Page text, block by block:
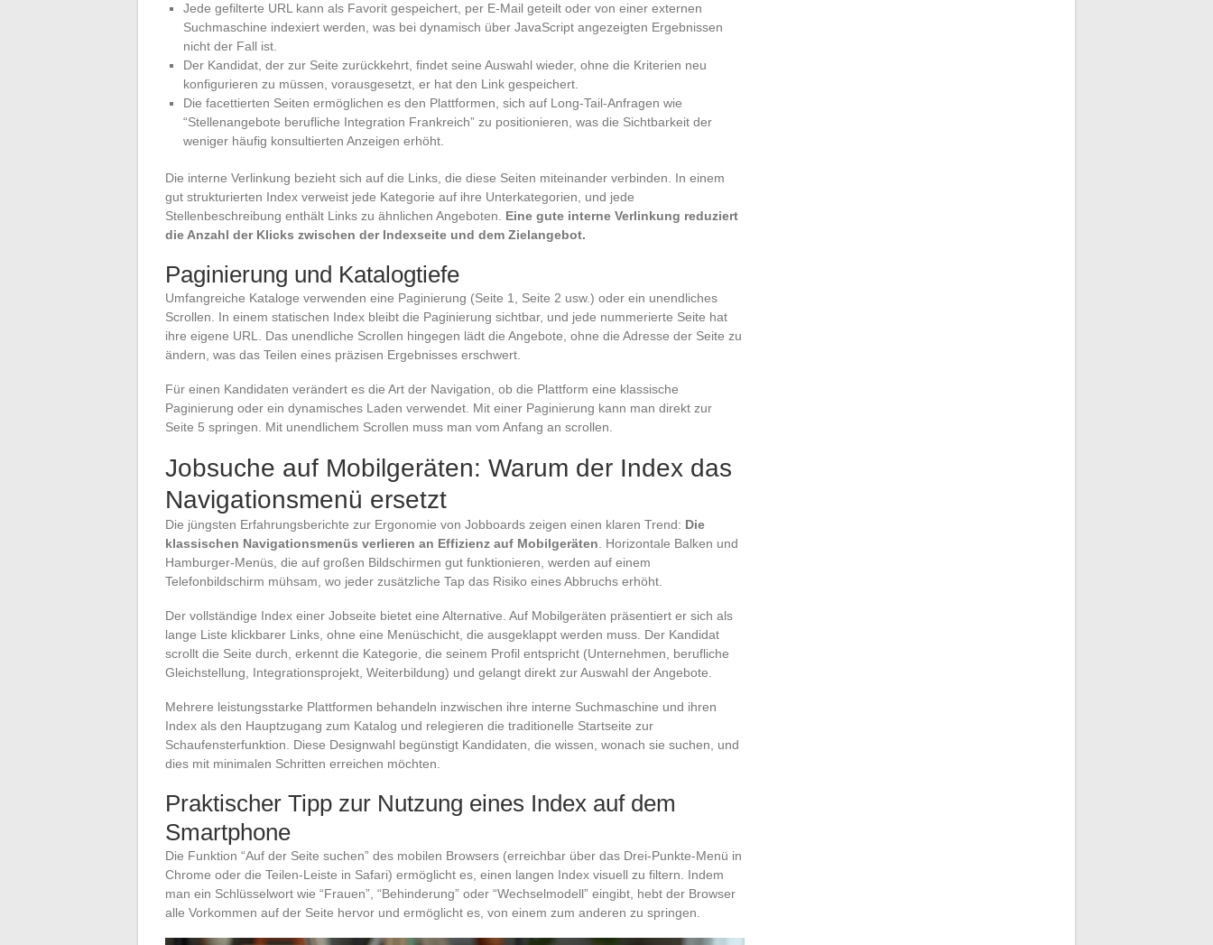
Jede gefilterte URL kann als Favorit gespeichert, per E-Mail geteilt oder von einer externen
Suchmaschine indexiert werden, was bei dynamisch über JavaScript angezeigten Ergebnissen
nicht der Fall ist.
Der Kandidat, der zur Seite zurückkehrt, findet seine Auswahl wieder, ohne die Kriterien neu
konfigurieren zu müssen, vorausgesetzt, er hat den Link gespeichert.
Die facettierten Seiten ermöglichen es den Plattformen, sich auf Long-Tail-Anfragen wie
“Stellenangebote berufliche Integration Frankreich” zu positionieren, was die Sichtbarkeit der
weniger häufig konsultierten Anzeigen erhöht.
Die interne Verlinkung bezieht sich auf die Links, die diese Seiten miteinander verbinden. In einem
gut strukturierten Index verweist jede Kategorie auf ihre Unterkategorien, und jede
Stellenbeschreibung enthält Links zu ähnlichen Angeboten. Eine gute interne Verlinkung reduziert
die Anzahl der Klicks zwischen der Indexseite und dem Zielangebot.
Paginierung und Katalogtiefe
Umfangreiche Kataloge verwenden eine Paginierung (Seite 1, Seite 2 usw.) oder ein unendliches
Scrollen. In einem statischen Index bleibt die Paginierung sichtbar, und jede nummerierte Seite hat
ihre eigene URL. Das unendliche Scrollen hingegen lädt die Angebote, ohne die Adresse der Seite zu
ändern, was das Teilen eines präzisen Ergebnisses erschwert.
Für einen Kandidaten verändert es die Art der Navigation, ob die Plattform eine klassische
Paginierung oder ein dynamisches Laden verwendet. Mit einer Paginierung kann man direkt zur
Seite 5 springen. Mit unendlichem Scrollen muss man vom Anfang an scrollen.
Jobsuche auf Mobilgeräten: Warum der Index das
Navigationsmenü ersetzt
Die jüngsten Erfahrungsberichte zur Ergonomie von Jobboards zeigen einen klaren Trend: Die
klassischen Navigationsmenüs verlieren an Effizienz auf Mobilgeräten. Horizontale Balken und
Hamburger-Menüs, die auf großen Bildschirmen gut funktionieren, werden auf einem
Telefonbildschirm mühsam, wo jeder zusätzliche Tap das Risiko eines Abbruchs erhöht.
Der vollständige Index einer Jobseite bietet eine Alternative. Auf Mobilgeräten präsentiert er sich als
lange Liste klickbarer Links, ohne eine Menüschicht, die ausgeklappt werden muss. Der Kandidat
scrollt die Seite durch, erkennt die Kategorie, die seinem Profil entspricht (Unternehmen, berufliche
Gleichstellung, Integrationsprojekt, Weiterbildung) und gelangt direkt zur Auswahl der Angebote.
Mehrere leistungsstarke Plattformen behandeln inzwischen ihre interne Suchmaschine und ihren
Index als den Hauptzugang zum Katalog und relegieren die traditionelle Startseite zur
Schaufensterfunktion. Diese Designwahl begünstigt Kandidaten, die wissen, wonach sie suchen, und
dies mit minimalen Schritten erreichen möchten.
Praktischer Tipp zur Nutzung eines Index auf dem
Smartphone
Die Funktion “Auf der Seite suchen” des mobilen Browsers (erreichbar über das Drei-Punkte-Menü in
Chrome oder die Teilen-Leiste in Safari) ermöglicht es, einen langen Index visuell zu filtern. Indem
man ein Schlüsselwort wie “Frauen”, “Behinderung” oder “Wechselmodell” eingibt, hebt der Browser
alle Vorkommen auf der Seite hervor und ermöglicht es, von einem zum anderen zu springen.